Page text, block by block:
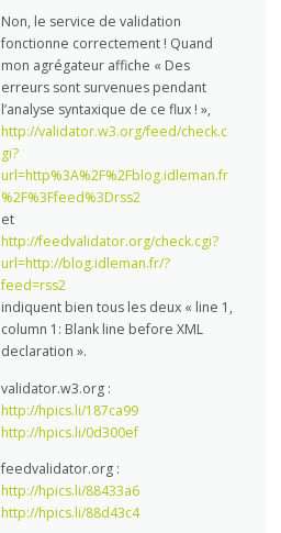
Non, le service de validation
fonctionne correctement ! Quand
mon agrégateur affiche « Des
erreurs sont survenues pendant
l’analyse syntaxique de ce flux ! »,
http://validator.w3.org/feed/check.c
gi?
url=http%3A%2F%2Fblog.idleman.fr
%2F%3Ffeed%3Drss2
et
http://feedvalidator.org/check.cgi?
url=http://blog.idleman.fr/?
feed=rss2
indiquent bien tous les deux « line 1,
column 1: Blank line before XML
declaration ».
validator.w3.org :
http://hpics.li/187ca99
http://hpics.li/0d300ef
feedvalidator.org :
http://hpics.li/88433a6
http://hpics.li/88d43c4